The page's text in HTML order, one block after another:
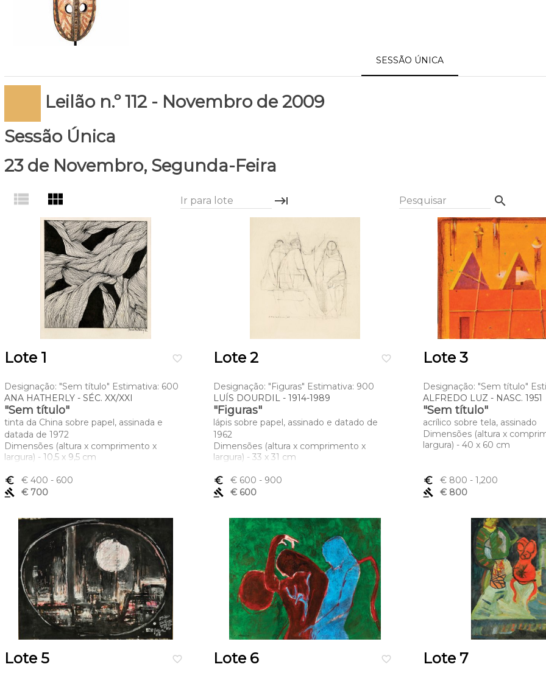
SESSÃO ÚNICA
Leilão n.º 112 - Novembro de 2009
Sessão Única
23 de Novembro, Segunda-Feira
view_list view_module Ir para lote keyboard_tab Pesquisar search
favorite_border
Lote 1
Designação: "Sem título" Estimativa: 600
ANA HATHERLY - SÉC. XX/XXI
"Sem título"
tinta da China sobre papel, assinada e
datada de 1972
Dimensões (altura x comprimento x
largura) - 10,5 x 9,5 cm
euro_symbol € 400 - 600
gavel
€ 700
favorite_border
Lote 2
Designação: "Figuras" Estimativa: 900
LUÍS DOURDIL - 1914-1989
"Figuras"
lápis sobre papel, assinado e datado de
1962
Dimensões (altura x comprimento x
largura) - 33 x 31 cm
euro_symbol € 600 - 900
gavel
€ 600
Lote 3
Designação: "Sem título"
ALFREDO LUZ - NASC. 1951
"Sem título"
acrílico sobre tela, assinado
Dimensões (altura x
largura) - 40 x 60 cm
euro_symbol € 800 - 1,200
gavel
€ 800
favorite_border
Lote 5 favorite_border
Lote 6 Lote 7